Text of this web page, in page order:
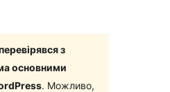
з
основними
. Можливо,